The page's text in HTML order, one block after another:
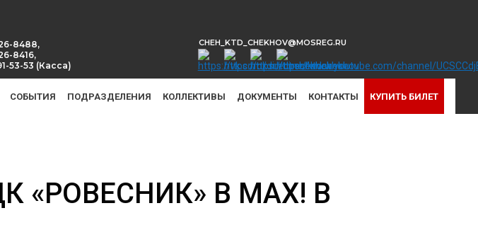
8488,
8416,
53-53 (Касса)
CHEH_KTD_CHEKHOV@MOSREG.RU
СОБЫТИЯ ПОДРАЗДЕЛЕНИЯ КОЛЛЕКТИВЫ ДОКУМЕНТЫ КОНТАКТЫ КУПИТЬ БИЛЕТ
«РОВЕСНИК» В МАХ! В